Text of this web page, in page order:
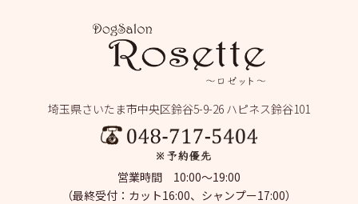
2025年8月(2)
(2)
2025年6月(1)
2025年5月 (4)
2025年4月(1)
埼玉県さいたま市中央区鈴谷5-9-26 ハピネス鈴谷101
営業時間 10:00～19:00
（最終受付：カット16:00、シャンプー17:00）